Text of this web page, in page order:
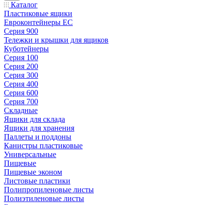
Каталог
Пластиковые ящики
Евроконтейнеры ЕС
Серия 900
Тележки и крышки для ящиков
Куботейнеры
Серия 100
Серия 200
Серия 300
Серия 400
Серия 600
Серия 700
Складные
Ящики для склада
Ящики для хранения
Паллеты и поддоны
Канистры пластиковые
Универсальные
Пищевые
Пищевые эконом
Листовые пластики
Полипропиленовые листы
Полиэтиленовые листы